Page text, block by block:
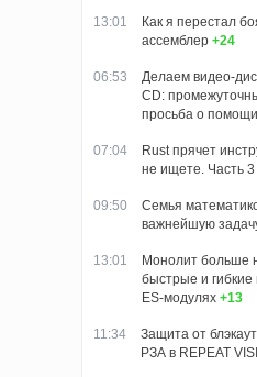
13:01
Как я перестал
ассемблер +24
06:53
Делаем видео-
CD:
просьба о помощи
07:04
Rust прячет
не ищете. Часть 3
09:50
Семья
важнейшую
13:01
Монолит больше
быстрые и
ES-модулях +13
11:34
Защита от
РЗА в REPEAT